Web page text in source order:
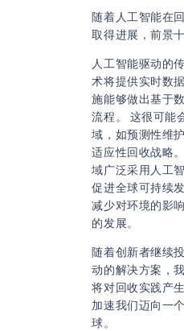
随着人工智能在
取得进展，前景
人工智能驱动的
术将提供实时数
施能够做出基于
流程。 这很可能
域，如预测性维
适应性回收战略
域广泛采用人工
促进全球可持续
减少对环境的影
的发展。
随着创新者继续
动的解决方案，
将对回收实践产
加速我们迈向一
球。